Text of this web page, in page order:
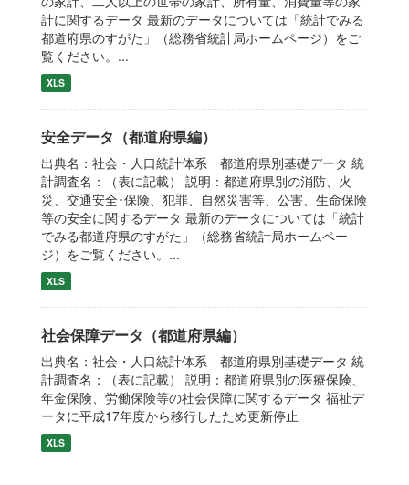
計に関するデータ 最新のデータについては「統計でみる
都道府県のすがた」（総務省統計局ホームページ）をご
覧ください。...
XLS
安全データ（都道府県編）
出典名：社会・人口統計体系 都道府県別基礎データ 統
計調査名：（表に記載） 説明：都道府県別の消防、火
災、交通安全･保険、犯罪、自然災害等、公害、生命保険
等の安全に関するデータ 最新のデータについては「統計
でみる都道府県のすがた」（総務省統計局ホームペー
ジ）をご覧ください。...
XLS
社会保障データ（都道府県編）
出典名：社会・人口統計体系 都道府県別基礎データ 統
計調査名：（表に記載） 説明：都道府県別の医療保険、
年金保険、労働保険等の社会保障に関するデータ 福祉デ
ータに平成17年度から移行したため更新停止
XLS